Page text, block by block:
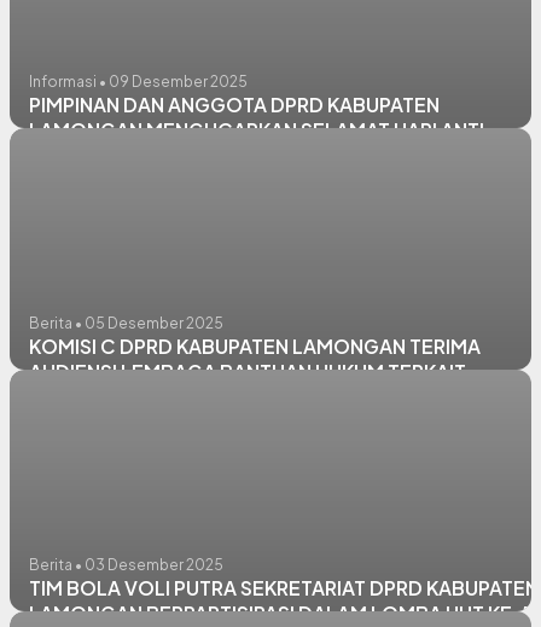
Informasi • 09 Desember 2025
PIMPINAN DAN ANGGOTA DPRD KABUPATEN
LAMONGAN MENGUCAPKAN SELAMAT HARI ANTI
Berita • 05 Desember 2025
KOMISI C DPRD KABUPATEN LAMONGAN TERIMA
AUDIENSI LEMBAGA BANTUAN HUKUM TERKAIT
Berita • 03 Desember 2025
TIM BOLA VOLI PUTRA SEKRETARIAT DPRD KABUPATEN
LAMONGAN BERPARTISIPASI DALAM LOMBA HUT KE-